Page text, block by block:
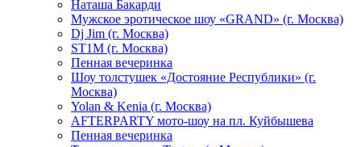
Hаташа Бакарди
Мужское эротическое шоу «GRAND» (г. Москва)
Dj Jim (г. Москва)
ST1M (г. Москва)
Пенная вечеринка
Шоу толстушек «Достояние Республики» (г.
Москва)
Yolan & Kenia (г. Москва)
AFTERPARTY мото-шоу на пл. Куйбышева
Пенная вечеринка